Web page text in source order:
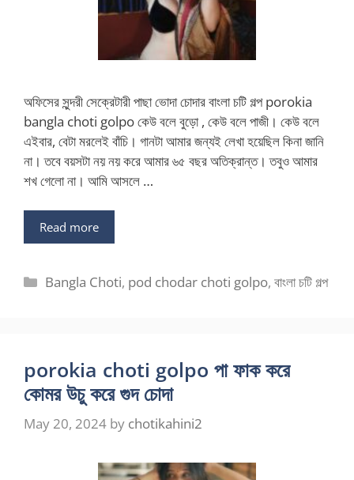
অফিসের সুন্দরী সেক্রেটারী পাছা ভোদা চোদার বাংলা চটি গল্প porokia
bangla choti golpo কেউ বলে বুড়ো , কেউ বলে পাজী। কেউ বলে
এইবার, বেটা মরলেই বাঁচি। গানটা আমার জন্যই লেখা হয়েছিল কিনা জানি
না। তবে বয়সটা নয় নয় করে আমার ৬৫ বছর অতিক্রান্ত। তবুও আমার
শখ গেলো না। আমি আসলে …
Read more
Categories
Bangla Choti, pod chodar choti golpo,বাংলা চটি গল্প
porokia choti golpo পা ফাক করে
কোমর উচু করে গুদ চোদা
May 20, 2024 by chotikahini2